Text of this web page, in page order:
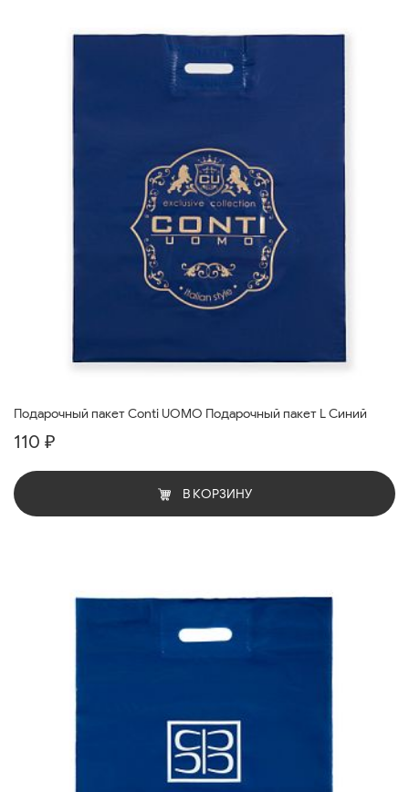
Подарочный пакет Conti UOMO Подарочный пакет L Синий
110 ₽
В КОРЗИНУ